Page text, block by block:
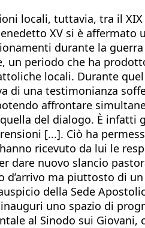
locali, tuttavia, tra il
XV si è
durante la
un periodo che ha
locali. Durante
di una testimonianza
affrontare
del dialogo. È infatti
[...]. Ciò ha
ricevuto da lui le
nuovo slancio
ma piuttosto di
della Sede
uno spazio di
al Sinodo sui Giovani,